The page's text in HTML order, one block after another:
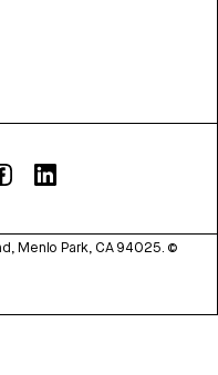
Menlo Park, CA 94025. ©